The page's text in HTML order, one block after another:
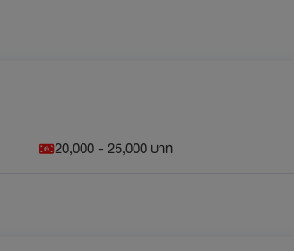
20,000 - 25,000 บาท